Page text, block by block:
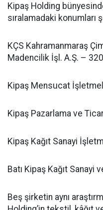
Kipaş Holding
sıralamadaki konumları
KÇS Kahramanmaraş
Madencilik İşl. A.Ş. –
Kipaş Mensucat
Kipaş Pazarlama ve
Kipaş Kağıt Sanayi
Batı Kipaş Kağıt Sanayi
Beş şirketin aynı